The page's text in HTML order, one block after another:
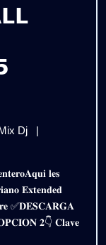
Dj
𝗣𝗔𝗖𝗞
𝗘𝗫𝗧𝗘𝗡𝗗𝗘𝗗
𝟮𝟬𝟮𝟱
(𝗩𝗢𝗟.𝟮)
𝗚𝗥𝗔𝗧𝗜𝗦
|
𝐄𝐱𝐭𝐞𝐧𝐝𝐞𝐝
✅𝐃𝐄𝐒𝐂𝐀𝐑𝐆𝐀
𝟐👇 𝐂𝐥𝐚𝐯𝐞